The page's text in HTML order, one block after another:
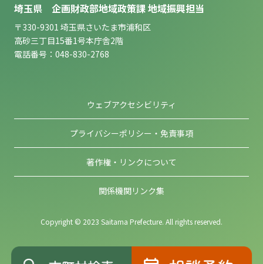
埼玉県 企画財政部地域政策課 地域振興担当
〒330-9301 埼玉県さいたま市浦和区
高砂三丁目15番1号本庁舎2階
電話番号：048-830-2768
ウェブアクセシビリティ
プライバシーポリシー・免責事項
著作権・リンクについて
関係機関リンク集
Copyright © 2023 Saitama Prefecture. All rights reserved.